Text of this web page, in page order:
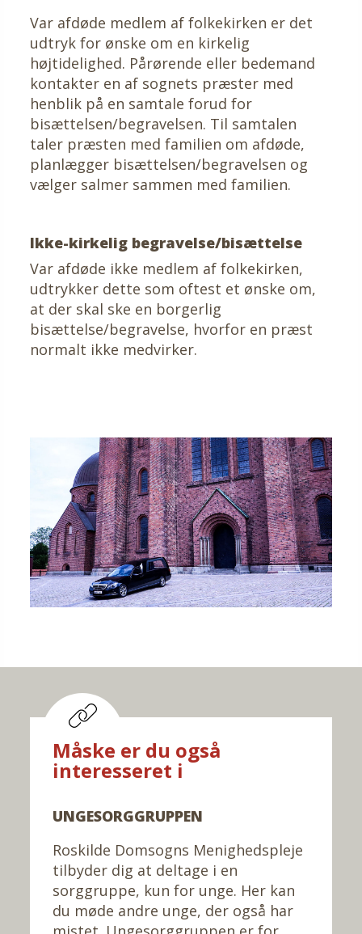
Var afdøde medlem af folkekirken er det
udtryk for ønske om en kirkelig
højtidelighed. Pårørende eller bedemand
kontakter en af sognets præster med
henblik på en samtale forud for
bisættelsen/begravelsen. Til samtalen
taler præsten med familien om afdøde,
planlægger bisættelsen/begravelsen og
vælger salmer sammen med familien.
Ikke-kirkelig begravelse/bisættelse
Var afdøde ikke medlem af folkekirken,
udtrykker dette som oftest et ønske om,
at der skal ske en borgerlig
bisættelse/begravelse, hvorfor en præst
normalt ikke medvirker.
Måske er du også
interesseret i
UNGESORGGRUPPEN
Roskilde Domsogns Menighedspleje
tilbyder dig at deltage i en
sorggruppe, kun for unge. Her kan
du møde andre unge, der også har